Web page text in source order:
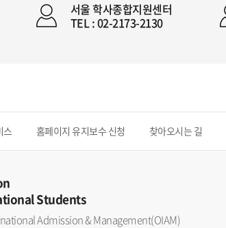
서울 학사종합지원센터
TEL : 02-2173-2130
스 홈페이지 유지보수 신청 찾아오시는 길
Students
Admission & Management(OIAM)